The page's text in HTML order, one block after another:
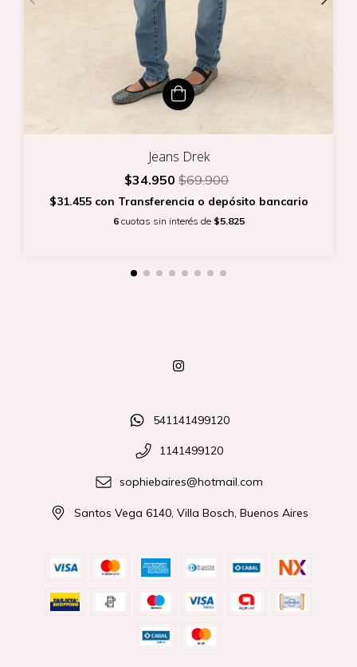
Jeans Drek
$34.950 $69.900
$31.455 con Transferencia o depósito bancario
6 cuotas sin interés de $5.825
541141499120
1141499120
sophiebaires@hotmail.com
Santos Vega 6140, Villa Bosch, Buenos Aires